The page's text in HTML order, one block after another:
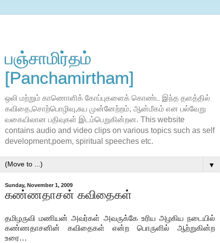
பஞ்சாமிர்தம்
[Panchamirtham]
ஒலி மற்றும் காணொளிக் கோப்புகளைக் கொண்ட இந்த தளத்தில்
கவிதை,சொற்பொழிவு,சுய முன்னேற்றம், ஆன்மீகம் என பல்வேறு
வகையிலான பதிவுகள் இடம்பெறுகின்றன. This website
contains audio and video clips on various topics such as self
development,poem, spiritual speeches etc.
▼
Sunday, November 1, 2009
கண்ணதாசன் கவிதைகள்
தமிழருவி மணியன் அவர்கள் அவருக்கே உரிய அழகிய நடையில்
கண்ணதாசனின் கவிதைகள் என்ற பொருளில் ஆற்றுகின்ற
உரை…